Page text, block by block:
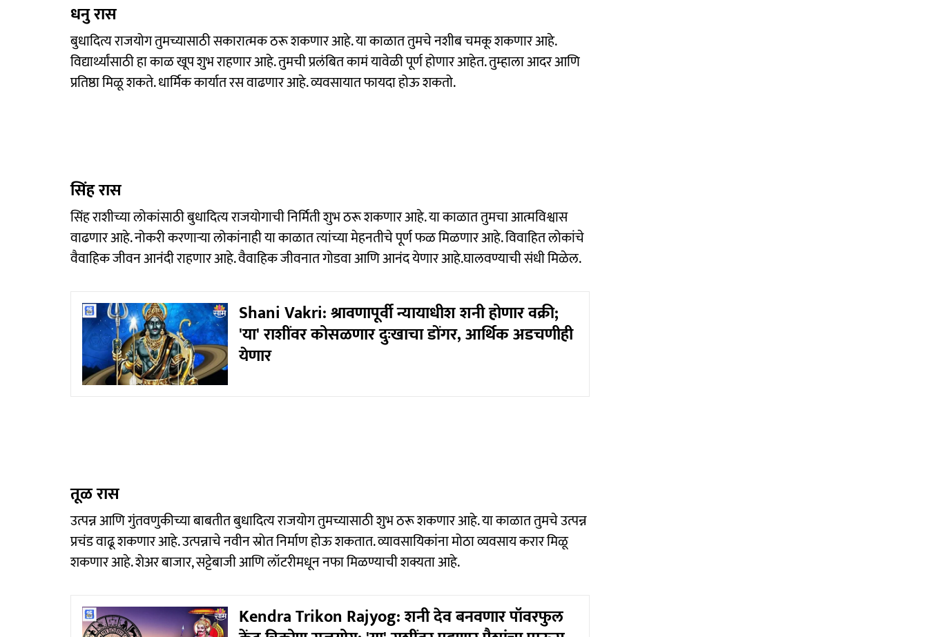
धनु रास
बुधादित्य राजयोग तुमच्यासाठी सकारात्मक ठरू शकणार आहे. या काळात तुमचे नशीब चमकू शकणार आहे.
विद्यार्थ्यांसाठी हा काळ खूप शुभ राहणार आहे. तुमची प्रलंबित कामं यावेळी पूर्ण होणार आहेत. तुम्हाला आदर आणि
प्रतिष्ठा मिळू शकते. धार्मिक कार्यात रस वाढणार आहे. व्यवसायात फायदा होऊ शकतो.
सिंह रास
सिंह राशीच्या लोकांसाठी बुधादित्य राजयोगाची निर्मिती शुभ ठरू शकणार आहे. या काळात तुमचा आत्मविश्वास
वाढणार आहे. नोकरी करणाऱ्या लोकांनाही या काळात त्यांच्या मेहनतीचे पूर्ण फळ मिळणार आहे. विवाहित लोकांचे
वैवाहिक जीवन आनंदी राहणार आहे. वैवाहिक जीवनात गोडवा आणि आनंद येणार आहे.घालवण्याची संधी मिळेल.
Shani Vakri: श्रावणापूर्वी न्यायाधीश शनी होणार वक्री;
'या' राशींवर कोसळणार दुःखाचा डोंगर, आर्थिक अडचणीही
येणार
तूळ रास
उत्पन्न आणि गुंतवणुकीच्या बाबतीत बुधादित्य राजयोग तुमच्यासाठी शुभ ठरू शकणार आहे. या काळात तुमचे उत्पन्न
प्रचंड वाढू शकणार आहे. उत्पन्नाचे नवीन स्रोत निर्माण होऊ शकतात. व्यावसायिकांना मोठा व्यवसाय करार मिळू
शकणार आहे. शेअर बाजार, सट्टेबाजी आणि लॉटरीमधून नफा मिळण्याची शक्यता आहे.
Kendra Trikon Rajyog: शनी देव बनवणार पॉवरफुल